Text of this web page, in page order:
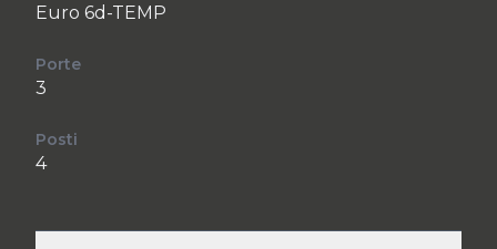
Euro 6d-TEMP
Porte
3
Posti
4